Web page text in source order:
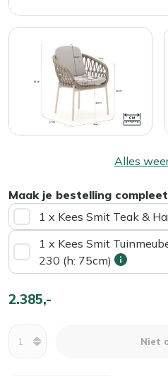
Alles
Maak je bestelling
1 x Kees Smit Teak &
1 x Kees Smit
230 (h: 75cm)
2.385,-
Niet